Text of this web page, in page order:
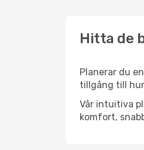
Hitta de
Planerar du
tillgång till
Vår intuitiva
komfort,